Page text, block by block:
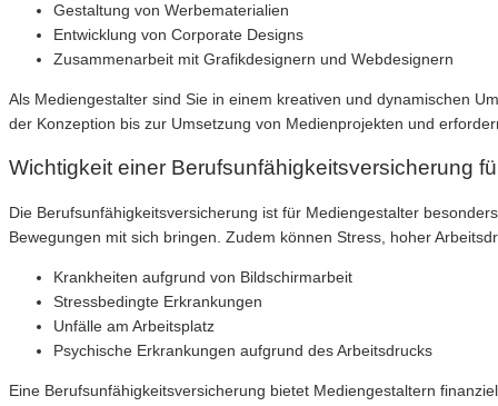
Gestaltung von Werbematerialien
Entwicklung von Corporate Designs
Zusammenarbeit mit Grafikdesignern und Webdesignern
Als Mediengestalter sind Sie in einem kreativen und dynamischen
der Konzeption bis zur Umsetzung von Medienprojekten und
Wichtigkeit einer Berufsunfähigkeitsversicherung
Die Berufsunfähigkeitsversicherung ist für Mediengestalter
Bewegungen mit sich bringen. Zudem können Stress, hoher
Krankheiten aufgrund von Bildschirmarbeit
Stressbedingte Erkrankungen
Unfälle am Arbeitsplatz
Psychische Erkrankungen aufgrund des Arbeitsdrucks
Eine Berufsunfähigkeitsversicherung bietet Mediengestaltern